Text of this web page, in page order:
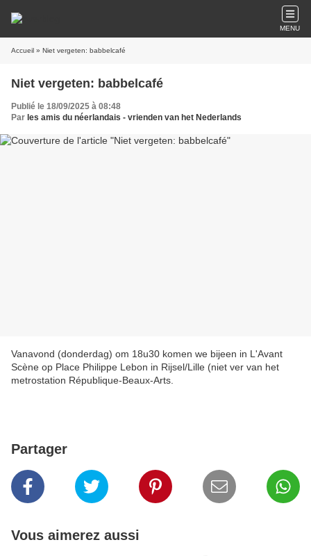
MENU
Accueil » Niet vergeten: babbelcafé
Niet vergeten: babbelcafé
Publié le 18/09/2025 à 08:48
Par les amis du néerlandais - vrienden van het Nederlands
Vanavond (donderdag) om 18u30 komen we bijeen in L'Avant
Scène op Place Philippe Lebon in Rijsel/Lille (niet ver van het
metrostation République-Beaux-Arts.
Partager
Vous aimerez aussi